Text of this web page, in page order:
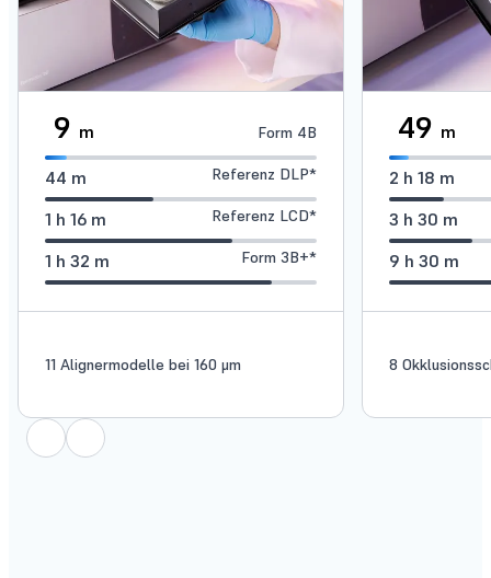
9 m Form 4B
44 m Referenz DLP*
1 h 16 m Referenz LCD*
1 h 32 m Form 3B+*
11 Alignermodelle bei 160 μm
49 m
2 h 18 m
3 h 30 m
9 h 30 m
8